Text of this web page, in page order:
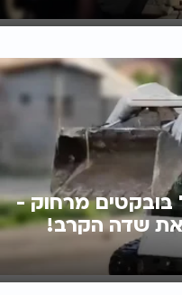
בובקטים מרחוק -
את שדה הקרב!